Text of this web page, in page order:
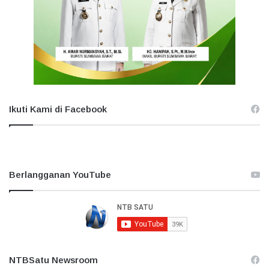
Ikuti Kami di Facebook
Berlangganan YouTube
NTBSatu Newsroom